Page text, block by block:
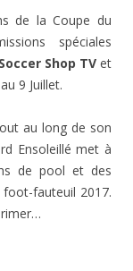
de la Coupe du
spéciales
Shop TVet
9 Juillet.
au long de son
Ensoleillé met à
de pool et des
fauteuil 2017.